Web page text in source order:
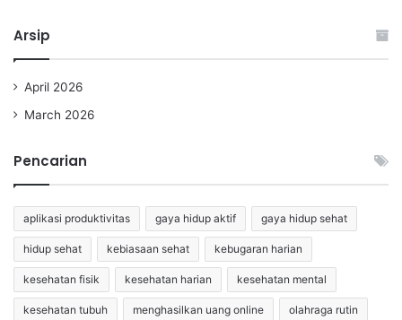
Arsip
April 2026
March 2026
Pencarian
aplikasi produktivitas gaya hidup aktif gaya hidup sehat
hidup sehat kebiasaan sehat kebugaran harian
kesehatan fisik kesehatan harian kesehatan mental
kesehatan tubuh menghasilkan uang online olahraga rutin